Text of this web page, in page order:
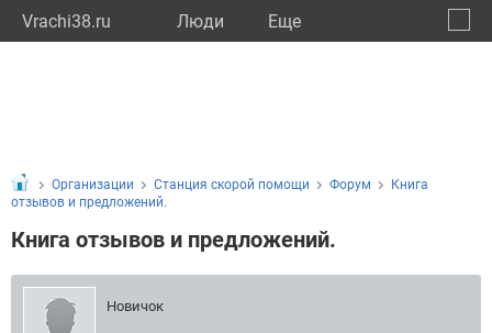
Vrachi38.ru Люди Eще
Организации Станция скорой помощи Форум
Книга
отзывов и предложений.
Книга отзывов и предложений.
Новичок